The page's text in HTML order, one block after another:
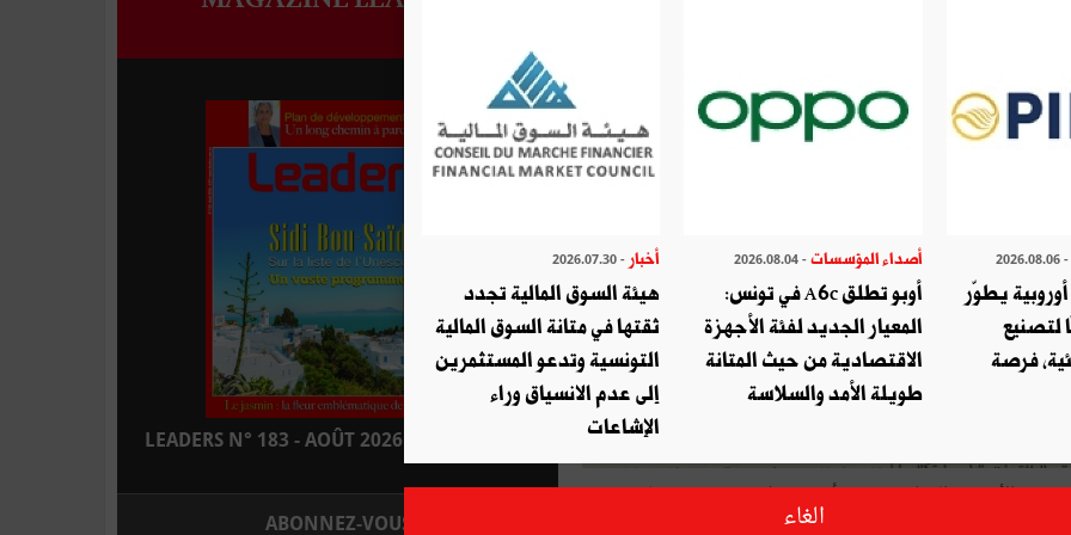
الأرشيف الوطني برصيد أرشيفي ثريّ يعكس حصيلة عدّة
LEADERS N° 183 - AOÛT 2026 : EN KIOSQUE
ABONNEZ-VOUS
- 2026.08.06
يطوّر
لتصنيع
فرصة
أصداء المؤسسات - 2026.08.04
أوبو تطلق A6c في تونس:
المعيار الجديد لفئة الأجهزة
الاقتصادية من حيث المتانة
طويلة الأمد والسلاسة
أخبار - 2026.07.30
هيئة السوق المالية تجدد
ثقتها في متانة السوق المالية
التونسية وتدعو المستثمرين
إلى عدم الانسياق وراء
الإشاعات
الغاء